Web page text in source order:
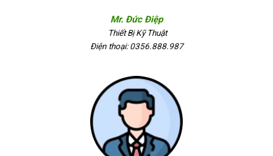
Mr. Đức Điệp
Thiết Bị Kỹ Thuật
Điện thoại: 0356.888.987